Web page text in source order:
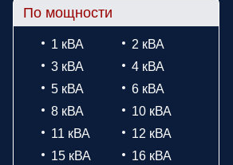
По мощности
1 кВА
2 кВА
3 кВА
4 кВА
5 кВА
6 кВА
8 кВА
10 кВА
11 кВА
12 кВА
15 кВА
16 кВА